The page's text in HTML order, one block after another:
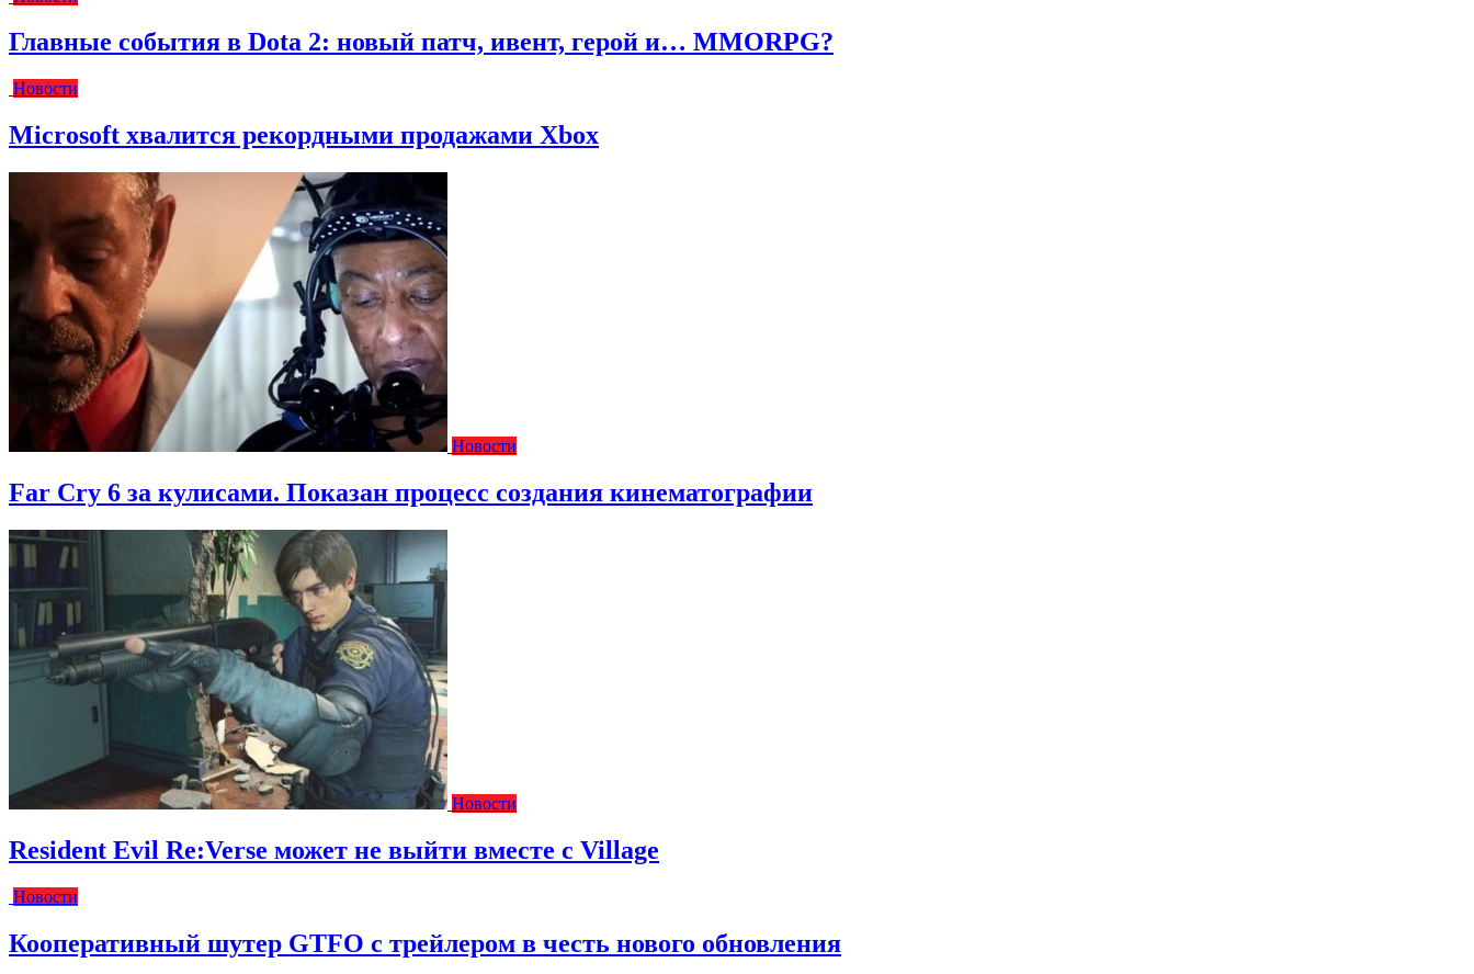
Главные события в Dota 2: новый патч, ивент, герой и… MMORPG?
Новости
Microsoft хвалится рекордными продажами Xbox
Новости
Far Cry 6 за кулисами. Показан процесс создания кинематографии
Новости
Resident Evil Re:Verse может не выйти вместе с Village
Новости
Кооперативный шутер GTFO с трейлером в честь нового обновления